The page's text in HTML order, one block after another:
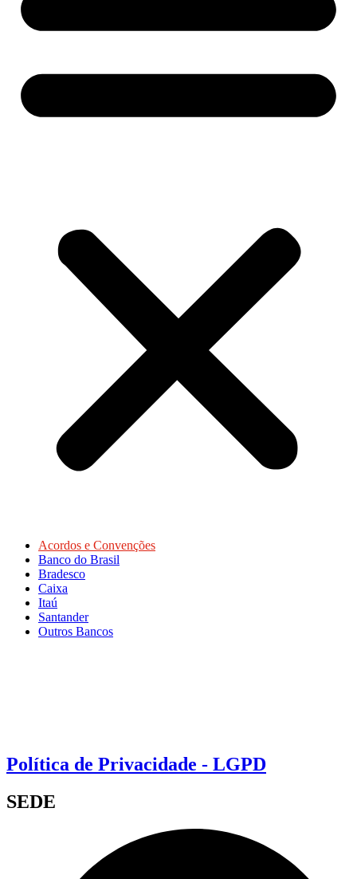
Acordos e Convenções
Banco do Brasil
Bradesco
Caixa
Itaú
Santander
Outros Bancos
Política de Privacidade - LGPD
SEDE